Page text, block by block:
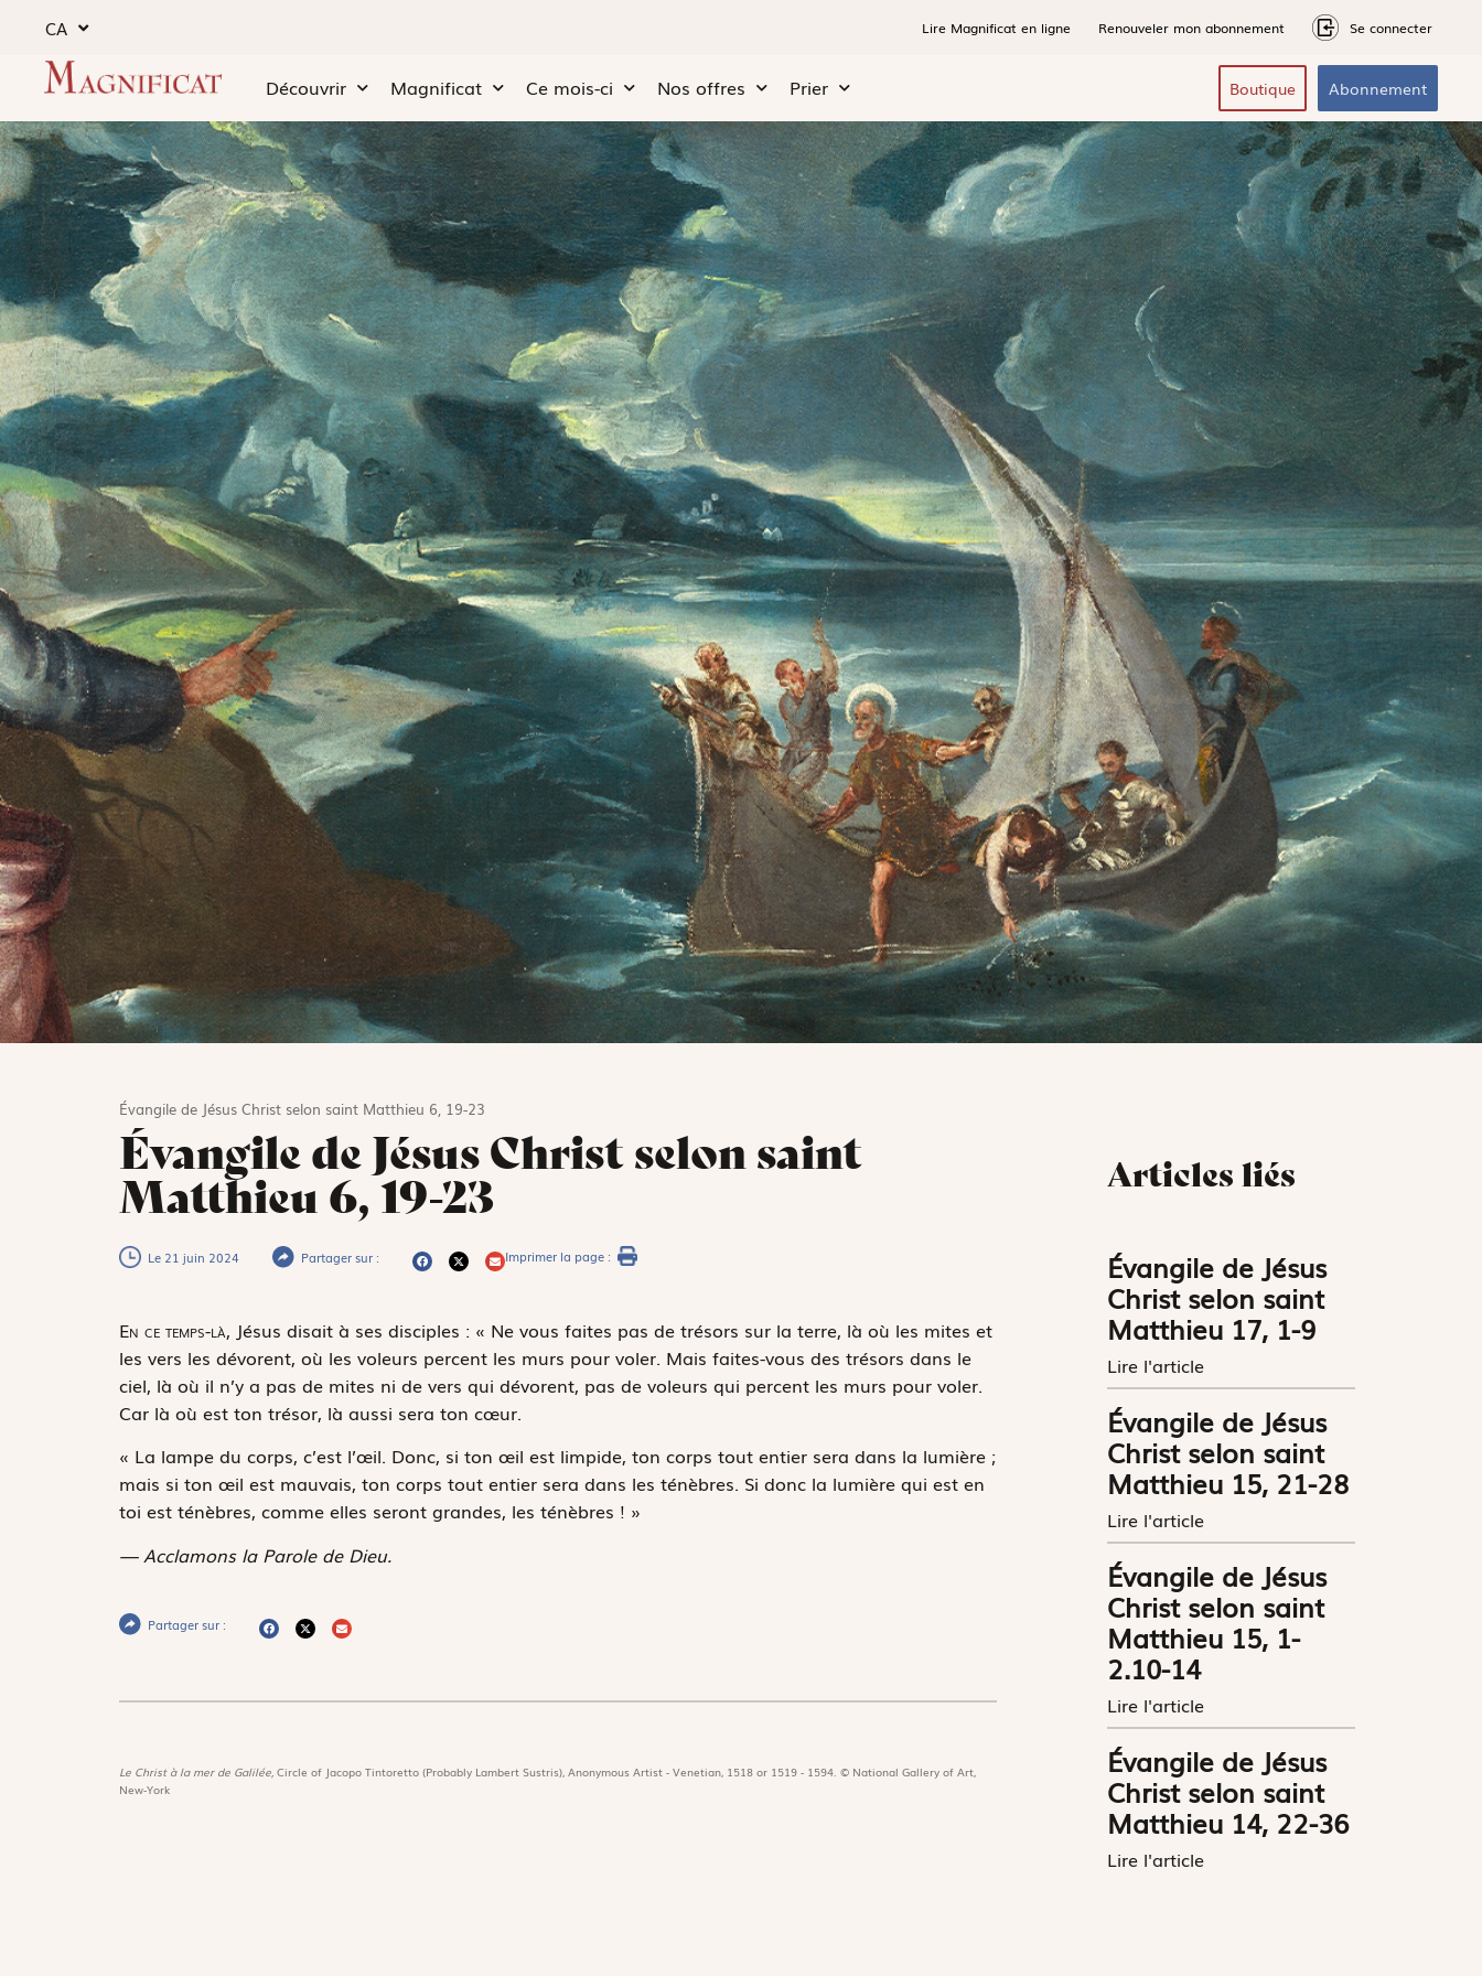
CA Lire Magnificat en ligne Renouveler mon abonnement Se connecter
Découvrir Magnificat Ce mois-ci Nos offres Prier Boutique Abonnement
Évangile de Jésus Christ selon saint Matthieu 6, 19-23
Évangile de Jésus Christ selon saint
Matthieu 6, 19-23
Le 21 juin 2024 Partager sur : Imprimer la page :
En ce temps-là, Jésus disait à ses disciples : « Ne vous faites pas de trésors sur la terre, là où les mites et
les vers les dévorent, où les voleurs percent les murs pour voler. Mais faites-vous des trésors dans le
ciel, là où il n’y a pas de mites ni de vers qui dévorent, pas de voleurs qui percent les murs pour voler.
Car là où est ton trésor, là aussi sera ton cœur.
« La lampe du corps, c’est l’œil. Donc, si ton œil est limpide, ton corps tout entier sera dans la lumière ;
mais si ton œil est mauvais, ton corps tout entier sera dans les ténèbres. Si donc la lumière qui est en
toi est ténèbres, comme elles seront grandes, les ténèbres ! »
— Acclamons la Parole de Dieu.
Partager sur :
Le Christ à la mer de Galilée, Circle of Jacopo Tintoretto (Probably Lambert Sustris), Anonymous Artist - Venetian, 1518 or 1519 - 1594. © National Gallery of Art,
New-York
Articles liés
Évangile de Jésus
Christ selon saint
Matthieu 17, 1-9
Lire l'article
Évangile de Jésus
Christ selon saint
Matthieu 15, 21-28
Lire l'article
Évangile de Jésus
Christ selon saint
Matthieu 15, 1-
2.10-14
Lire l'article
Évangile de Jésus
Christ selon saint
Matthieu 14, 22-36
Lire l'article